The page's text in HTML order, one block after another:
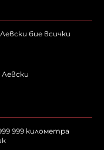
бие всички
999 километра